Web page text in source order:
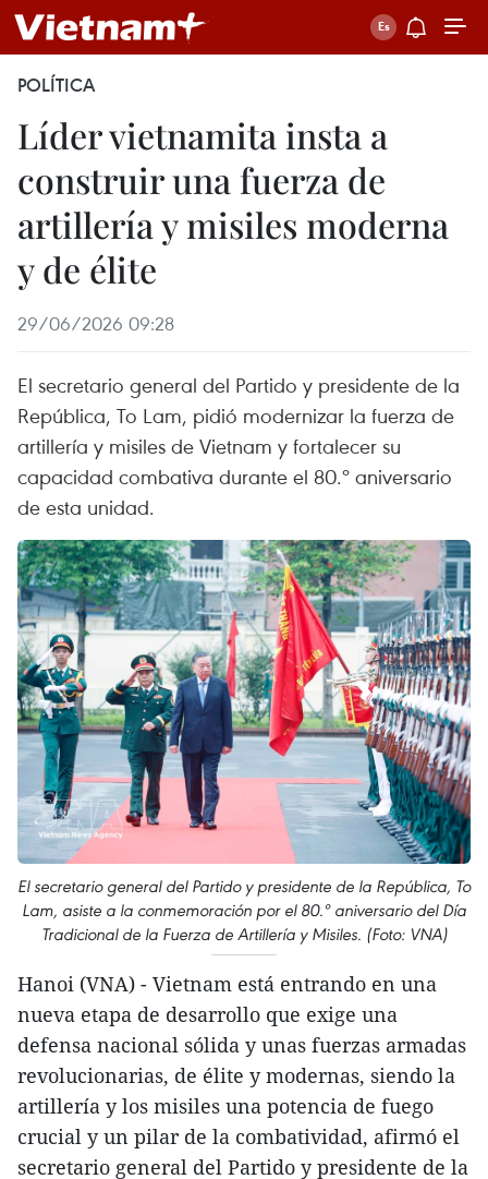
POLÍTICA
Líder vietnamita insta a
construir una fuerza de
artillería y misiles moderna
y de élite
29/06/2026 09:28
El secretario general del Partido y presidente de la
República, To Lam, pidió modernizar la fuerza de
artillería y misiles de Vietnam y fortalecer su
capacidad combativa durante el 80.º aniversario
de esta unidad.
El secretario general del Partido y presidente de la República, To
Lam, asiste a la conmemoración por el 80.º aniversario del Día
Tradicional de la Fuerza de Artillería y Misiles. (Foto: VNA)
Hanoi (VNA) - Vietnam está entrando en una
nueva etapa de desarrollo que exige una
defensa nacional sólida y unas fuerzas armadas
revolucionarias, de élite y modernas, siendo la
artillería y los misiles una potencia de fuego
crucial y un pilar de la combatividad, afirmó el
secretario general del Partido y presidente de la